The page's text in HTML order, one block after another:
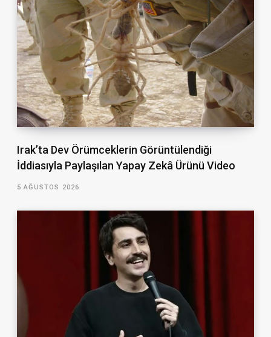
Irak’ta Dev Örümceklerin Görüntülendiği
İddiasıyla Paylaşılan Yapay Zekâ Ürünü Video
5 AĞUSTOS 2026